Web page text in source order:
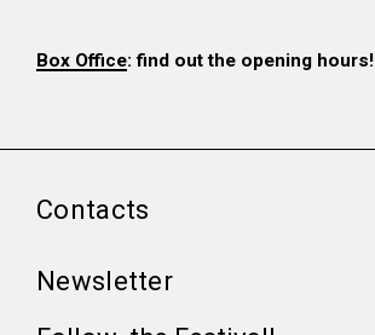
Box Office: find out the opening hours!
Contacts
Newsletter